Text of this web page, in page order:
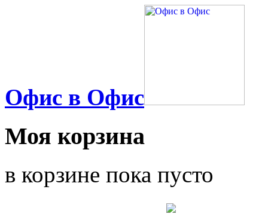
Офис в Офис
Моя корзина
в корзине пока пусто